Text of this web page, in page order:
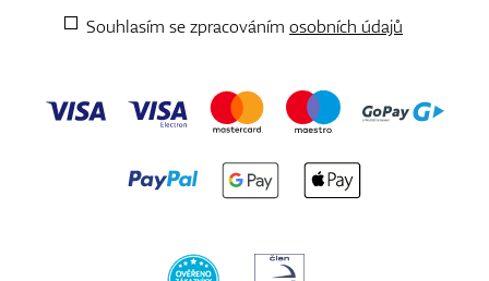
Souhlasím se zpracováním osobních údajů